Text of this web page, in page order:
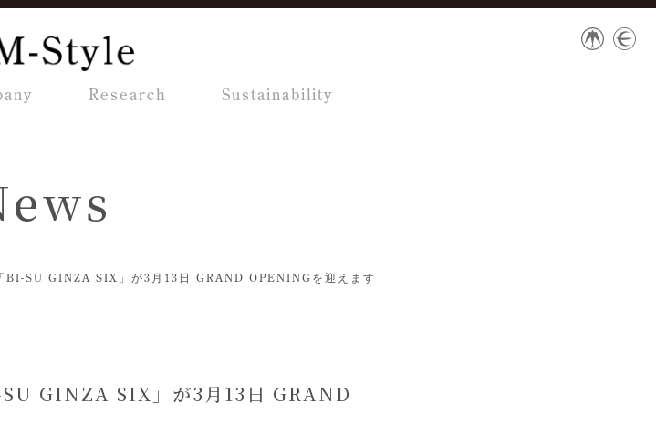
Research Sustainability
BI-SU GINZA SIX」が3月13日 GRAND OPENINGを迎えます
GINZA SIX」が3月13日 GRAND